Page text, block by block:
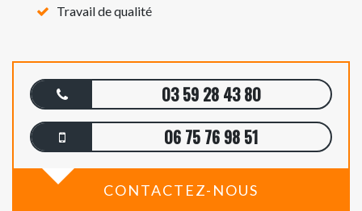
Travail de qualité
03 59 28 43 80
06 75 76 98 51
CONTACTEZ-NOUS